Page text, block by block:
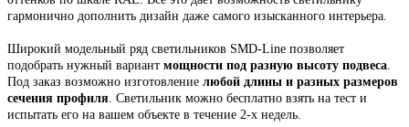
гармонично дополнить дизайн даже самого изысканного интерьера.
Широкий модельный ряд светильников SMD-Line позволяет
подобрать нужный вариант мощности под разную высоту подвеса.
Под заказ возможно изготовление любой длины и разных размеров
сечения профиля. Светильник можно бесплатно взять на тест и
испытать его на вашем объекте в течение 2-х недель.